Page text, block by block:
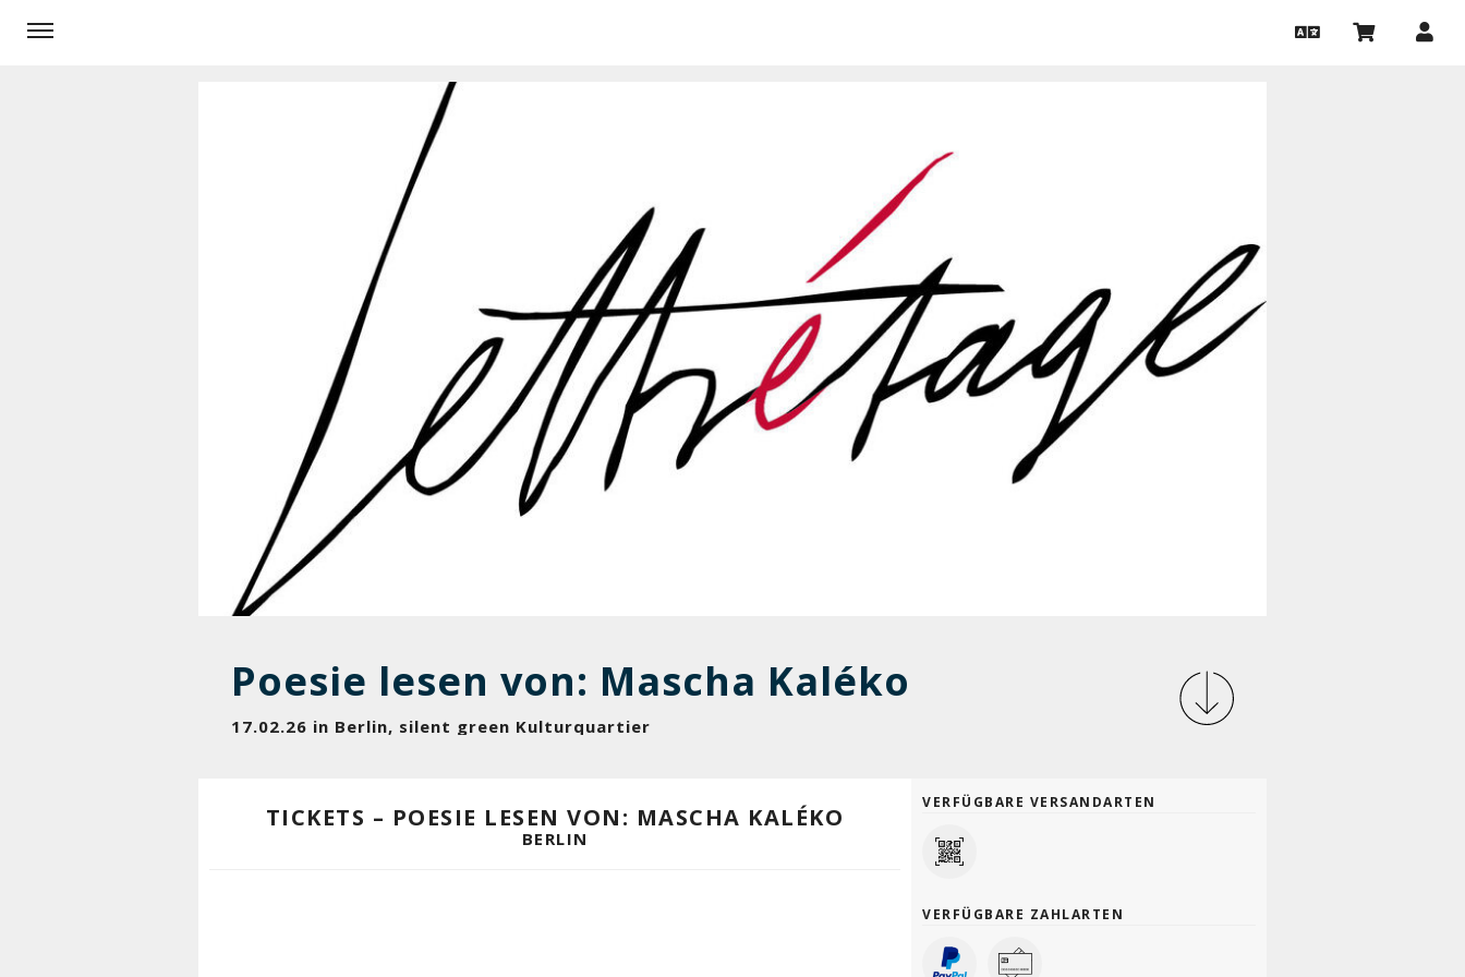
Poesie lesen von: Mascha Kaléko
17.02.26 in Berlin, silent green Kulturquartier
TICKETS – POESIE LESEN VON: MASCHA KALÉKO
BERLIN
VERFÜGBARE VERSANDARTEN
VERFÜGBARE ZAHLARTEN